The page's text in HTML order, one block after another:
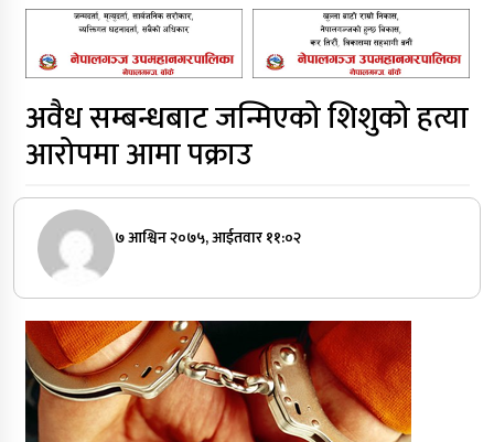
अवैध सम्बन्धबाट जन्मिएको शिशुको हत्या
आरोपमा आमा पक्राउ
७ आश्विन २०७५, आईतवार ११:०२